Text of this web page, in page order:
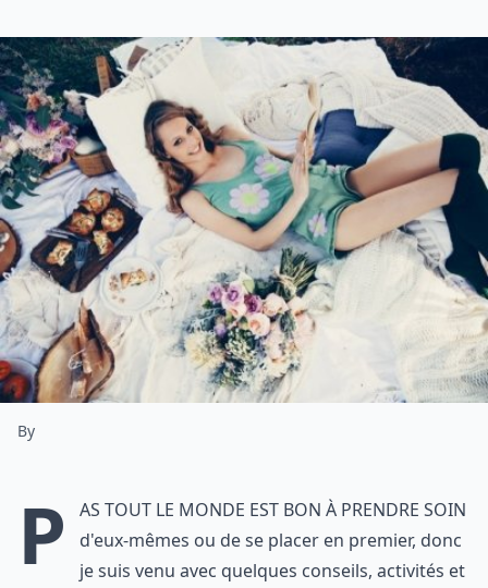
By
P
as tout le monde est bon à prendre soin
d'eux-mêmes ou de se placer en premier, donc
je suis venu avec quelques conseils, activités et